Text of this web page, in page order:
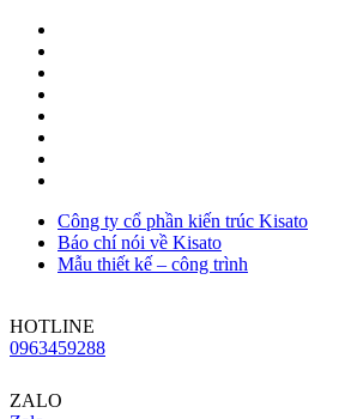
Công ty cổ phần kiến trúc Kisato
Báo chí nói về Kisato
Mẫu thiết kế – công trình
HOTLINE
0963459288
ZALO